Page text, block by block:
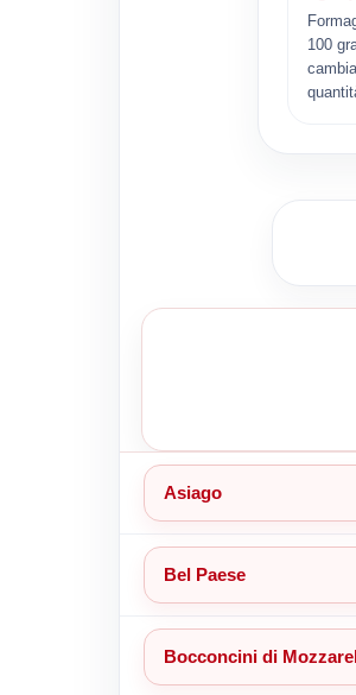
100
Asiago
Bel Paese
Bocconcini di